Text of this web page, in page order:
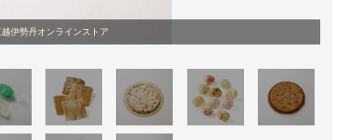
伊勢丹オンラインストア